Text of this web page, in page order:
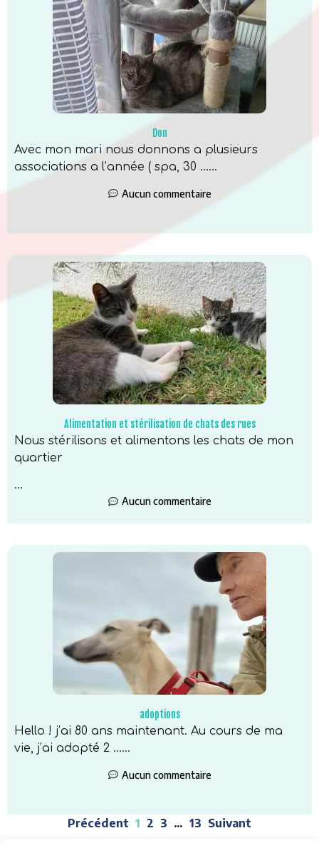
Don
Avec mon mari nous donnons a plusieurs
associations a l’année ( spa, 30 …...
Aucun commentaire
Alimentation et stérilisation de chats des rues
Nous stérilisons et alimentons les chats de mon
quartier
...
Aucun commentaire
adoptions
Hello ! j’ai 80 ans maintenant. Au cours de ma
vie, j’ai adopté 2 …...
Aucun commentaire
Précédent 1 2 3 … 13 Suivant